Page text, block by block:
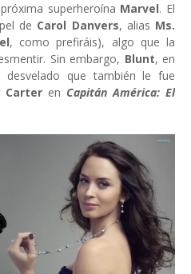
superheroína Marvel. El
de Carol Danvers, alias Ms.
, como prefiráis), algo que la
Sin embargo, Blunt, en
que también le fue
Carter en Capitán América: El